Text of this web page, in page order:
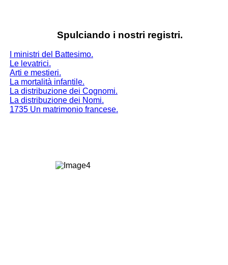
Spulciando i nostri registri.
I ministri del Battesimo.
Le levatrici.
Arti e mestieri.
La mortalità infantile.
La distribuzione dei Cognomi.
La distribuzione dei Nomi.
1735 Un matrimonio francese.